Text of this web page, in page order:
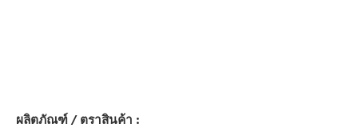
ผลิตภัณฑ์ / ตราสินค้า :